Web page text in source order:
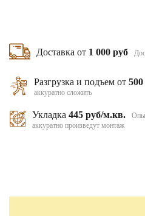
Доставка от 1 000 руб
Разгрузка и подъем от
аккуратно сложить
Укладка 445 руб/м.кв.
аккуратно произведут монтаж